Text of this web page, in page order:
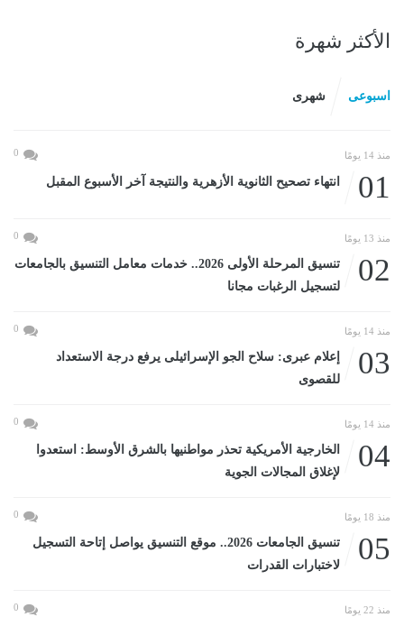
الأكثر شهرة
اسبوعى شهرى
منذ 14 يومًا 0
01 انتهاء تصحيح الثانوية الأزهرية والنتيجة آخر الأسبوع المقبل
منذ 13 يومًا 0
02
تنسيق المرحلة الأولى 2026.. خدمات معامل التنسيق بالجامعات
لتسجيل الرغبات مجانا
منذ 14 يومًا 0
03
إعلام عبرى: سلاح الجو الإسرائيلى يرفع درجة الاستعداد
للقصوى
منذ 14 يومًا 0
04
الخارجية الأمريكية تحذر مواطنيها بالشرق الأوسط: استعدوا
لإغلاق المجالات الجوية
منذ 18 يومًا 0
05
تنسيق الجامعات 2026.. موقع التنسيق يواصل إتاحة التسجيل
لاختبارات القدرات
منذ 22 يومًا 0